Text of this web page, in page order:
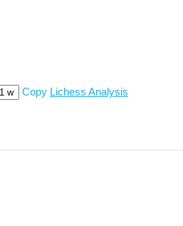
Copy Lichess Analysis